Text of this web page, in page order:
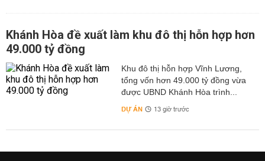
Khánh Hòa đề xuất làm khu đô thị hỗn hợp hơn
49.000 tỷ đồng
Khu đô thị hỗn hợp Vĩnh Lương,
tổng vốn hơn 49.000 tỷ đồng vừa
được UBND Khánh Hòa trình...
DỰ ÁN 13 giờ trước